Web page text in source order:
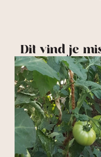
Dit vind je